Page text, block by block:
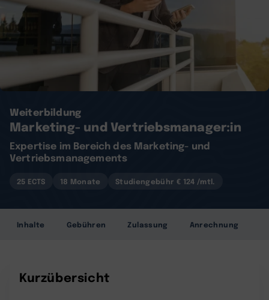
Weiterbildung
Marketing- und Vertriebsmanager:in
Expertise im Bereich des Marketing- und
Vertriebsmanagements
25 ECTS 18 Monate Studiengebühr € 124 /mtl.
Inhalte Gebühren Zulassung Anrechnung
Kurzübersicht